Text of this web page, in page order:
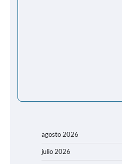
agosto 2026
julio 2026